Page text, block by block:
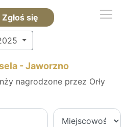
Zgłoś się
- Jaworzno
nagrodzone przez Orły